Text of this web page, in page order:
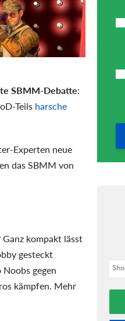
SBMM-Debatte:
Teils harsche
Experten neue
das SBMM von
Ganz kompakt lässt
gesteckt
gegen
kämpfen. Mehr